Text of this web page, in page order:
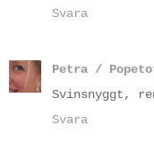
Svara
Petra /
Svinsnyggt,
Svara